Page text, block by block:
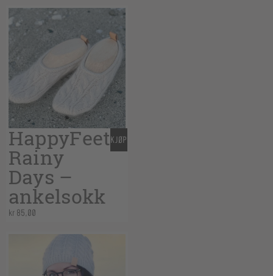
HappyFeet
Rainy
Days –
ankelsokk
kr85,00
KJØP